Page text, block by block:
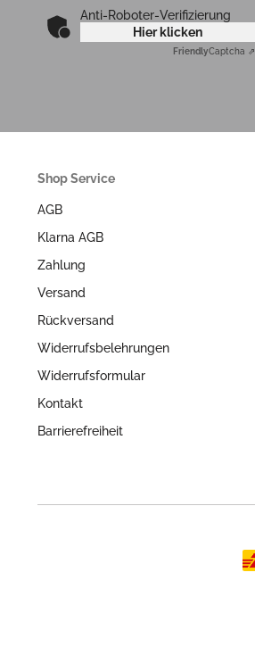
Anti-Roboter-Verifizierung
Hier klicken
FriendlyCaptcha ⇗
Shop Service
AGB
Klarna AGB
Zahlung
Versand
Rückversand
Widerrufsbelehrungen
Widerrufsformular
Kontakt
Barrierefreiheit